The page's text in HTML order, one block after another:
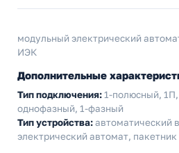
модульный электрический
ИЭК
Дополнительные
Тип подключения:1-полюсный,
однофазный, 1-фазный
Тип устройства:автоматический
электрический автомат, пакетник